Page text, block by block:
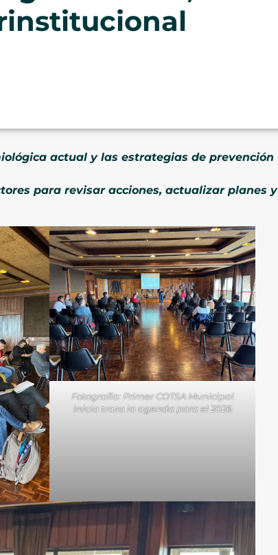
actual y las estrategias de prevención
para revisar acciones, actualizar planes y
Fotografía: Primer COTSA Municipal
inicia traza la agenda para el 2026